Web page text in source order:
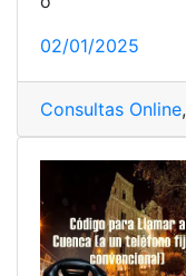
02/01/2025
Consultas Online,